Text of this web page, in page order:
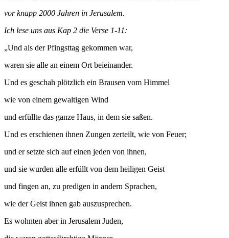
vor knapp 2000 Jahren in Jerusalem.
Ich lese uns aus Kap 2 die Verse 1-11:
„Und als der Pfingsttag gekommen war,
waren sie alle an einem Ort beieinander.
Und es geschah plötzlich ein Brausen vom Himmel
wie von einem gewaltigen Wind
und erfüllte das ganze Haus, in dem sie saßen.
Und es erschienen ihnen Zungen zerteilt, wie von Feuer;
und er setzte sich auf einen jeden von ihnen,
und sie wurden alle erfüllt von dem heiligen Geist
und fingen an, zu predigen in andern Sprachen,
wie der Geist ihnen gab auszusprechen.
Es wohnten aber in Jerusalem Juden,